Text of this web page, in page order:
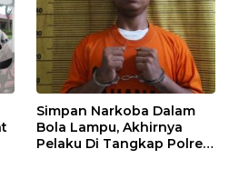
Simpan Narkoba Dalam
Bola Lampu, Akhirnya
Pelaku Di Tangkap Polres